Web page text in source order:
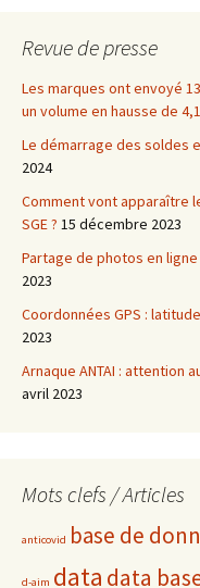
Revue de presse
Les marques ont envoyé
un volume en hausse de
Le démarrage des soldes
2024
Comment vont apparaître
SGE ? 15 décembre 2023
Partage de photos en
2023
Coordonnées GPS :
2023
Arnaque ANTAI : attention
avril 2023
Mots clefs / Articles
anticovid base de
d-aim data data